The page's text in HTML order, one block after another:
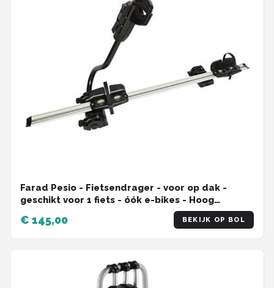
Farad Pesio - Fietsendrager - voor op dak -
geschikt voor 1 fiets - óók e-bikes - Hoog
Laadvermogen 25kg - Aluminium - Bevestiging
met T-sleuf
€ 145,00 BEKIJK OP BOL